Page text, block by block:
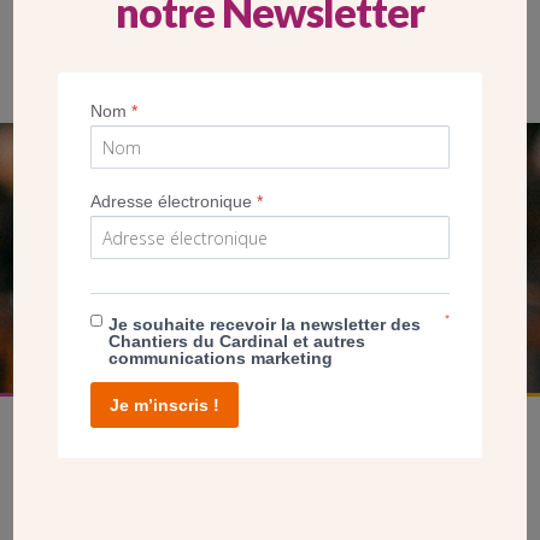
SEUL VOTRE DON
NOUS PERMET D’AGIR
FAIRE UN DON
notre Newsletter
Nom*
Adresse électronique*
Je souhaite recevoir la newsletter des
Chantiers du Cardinal et autres
communications marketing
*
Je m’inscris !